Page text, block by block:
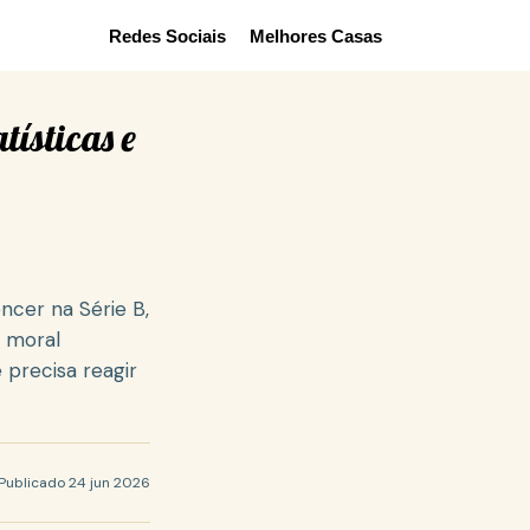
Redes Sociais Melhores Casas
e
na Série B,
moral
precisa reagir
24 jun 2026